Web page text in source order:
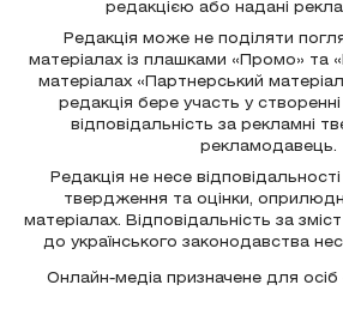
редакцією або надані
Редакція може не поділяти
матеріалах із плашками «Промо» та
матеріалах «Партнерський
редакція бере участь у
відповідальність за рекламні
рекламодавець.
Редакція не несе
твердження та оцінки,
матеріалах. Відповідальність за
до українського законодавства
Онлайн-медіа призначене для осіб